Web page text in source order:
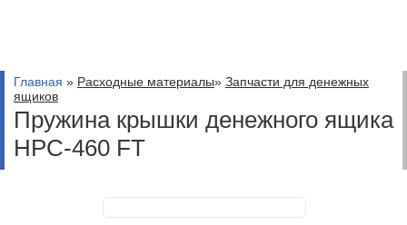
Главная » Расходные материалы» Запчасти для денежных
ящиков
Пружина крышки денежного ящика
HPC-460 FT